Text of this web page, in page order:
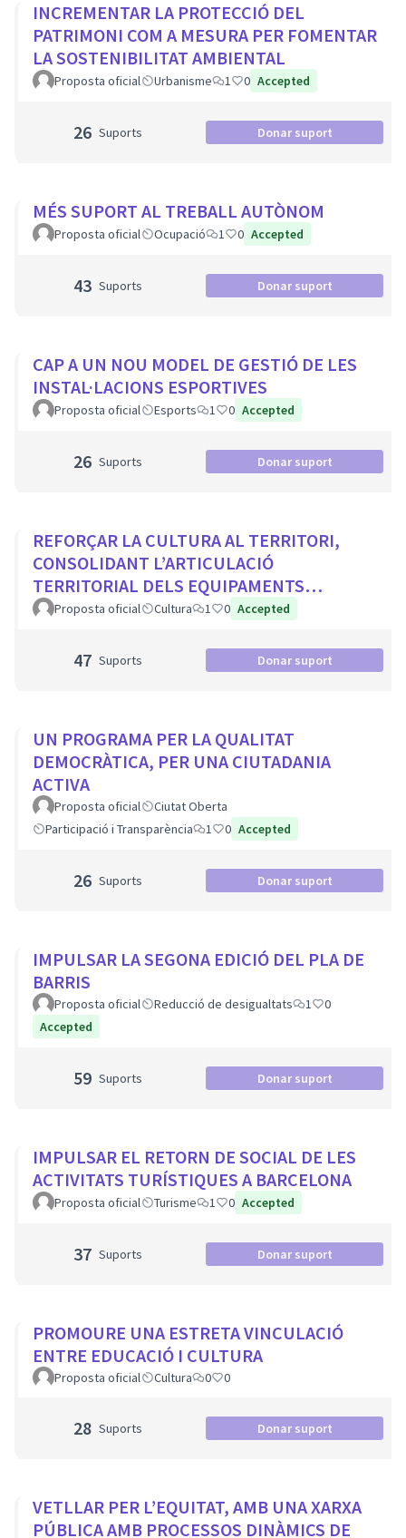
INCREMENTAR LA PROTECCIÓ DEL
PATRIMONI COM A MESURA PER FOMENTAR
LA SOSTENIBILITAT AMBIENTAL
Proposta oficial Urbanisme 1 0 Accepted
26 Suports Donar suport
MÉS SUPORT AL TREBALL AUTÒNOM
Proposta oficial Ocupació 1 0 Accepted
43 Suports Donar suport
CAP A UN NOU MODEL DE GESTIÓ DE LES
INSTAL·LACIONS ESPORTIVES
Proposta oficial Esports 1 0 Accepted
26 Suports Donar suport
REFORÇAR LA CULTURA AL TERRITORI,
CONSOLIDANT L’ARTICULACIÓ
TERRITORIAL DELS EQUIPAMENTS
CULTURALS I ELS PROJECTES
Proposta oficial Cultura 1 0 Accepted
47 Suports Donar suport
UN PROGRAMA PER LA QUALITAT
DEMOCRÀTICA, PER UNA CIUTADANIA
ACTIVA
Proposta oficial
Ciutat Oberta
Participació i Transparència
1 0 Accepted
26 Suports Donar suport
IMPULSAR LA SEGONA EDICIÓ DEL PLA DE
BARRIS
Proposta oficial Reducció de desigualtats 1
0
Accepted
59 Suports Donar suport
IMPULSAR EL RETORN DE SOCIAL DE LES
ACTIVITATS TURÍSTIQUES A BARCELONA
Proposta oficial Turisme 1 0 Accepted
37 Suports Donar suport
PROMOURE UNA ESTRETA VINCULACIÓ
ENTRE EDUCACIÓ I CULTURA
Proposta oficial Cultura 0 0
28 Suports Donar suport
VETLLAR PER L’EQUITAT, AMB UNA XARXA
PÚBLICA AMB PROCESSOS DINÀMICS DE